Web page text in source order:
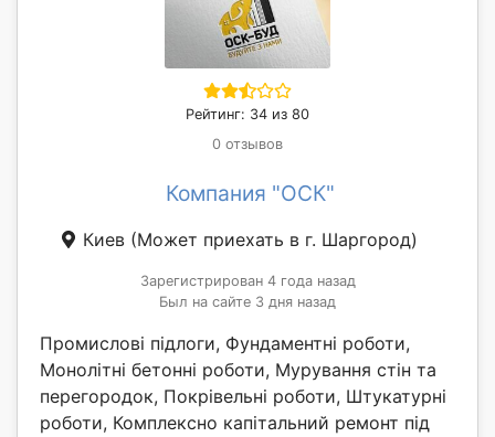
Рейтинг: 34 из 80
0 отзывов
Компания "ОСК"
Киев (Может приехать в г. Шаргород)
Зарегистрирован 4 года назад
Был на сайте 3 дня назад
Промислові підлоги, Фундаментні роботи,
Монолітні бетонні роботи, Мурування стін та
перегородок, Покрівельні роботи, Штукатурні
роботи, Комплексно капітальний ремонт під